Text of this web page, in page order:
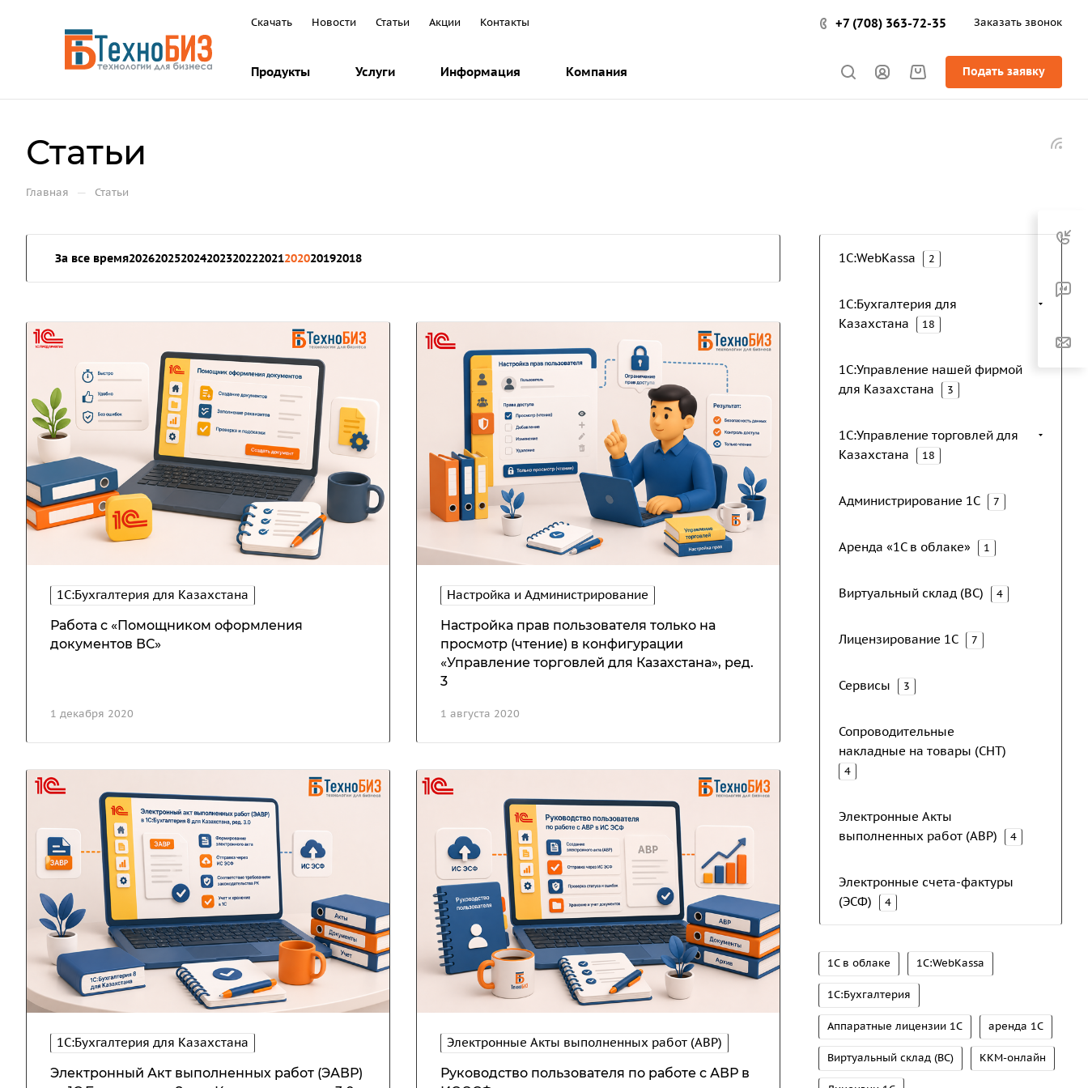
Скачать Новости Статьи Акции Контакты +7 (708) 363-72-35 Заказать звонок
Продукты Услуги Информация Компания Подать заявку
Статьи
Главная — Статьи
За все время202620252024202320222021202020192018
1С:Бухгалтерия для Казахстана
1 декабря 2020
Работа с «Помощником оформления
документов ВС»
Настройка и Администрирование
1 августа 2020
Настройка прав пользователя только на
просмотр (чтение) в конфигурации
«Управление торговлей для Казахстана», ред.
3
1С:Бухгалтерия для Казахстана
Электронный Акт выполненных работ (ЭАВР)
Электронные Акты выполненных работ (АВР)
Руководство пользователя по работе с АВР в
1C:WebKassa 2
1С:Бухгалтерия для
Казахстана
18
1С:Управление нашей фирмой
для Казахстана
3
1С:Управление торговлей для
Казахстана
18
Администрирование 1С 7
Аренда «1С в облаке» 1
Виртуальный склад (ВС) 4
Лицензирование 1С 7
Сервисы 3
Сопроводительные
накладные на товары (СНТ)
4
Электронные Акты
выполненных работ (АВР)
4
Электронные счета-фактуры
(ЭСФ)
4
1С в облаке 1С:WebKassa
1С:Бухгалтерия
Аппаратные лицензии 1С аренда 1С
Виртуальный склад (ВС) ККМ-онлайн